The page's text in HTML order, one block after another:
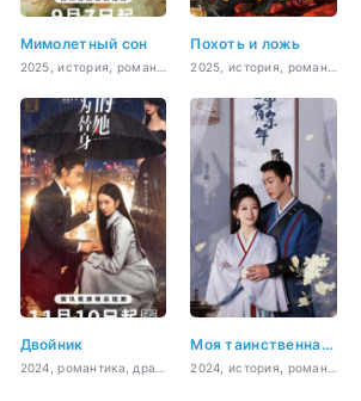
Мимолетный сон Похоть и ложь
Двойник Моя таинственная жена